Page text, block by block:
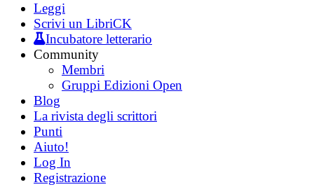
Leggi
Scrivi un LibriCK
Incubatore letterario
Community
Membri
Gruppi Edizioni Open
Blog
La rivista degli scrittori
Punti
Aiuto!
Log In
Registrazione